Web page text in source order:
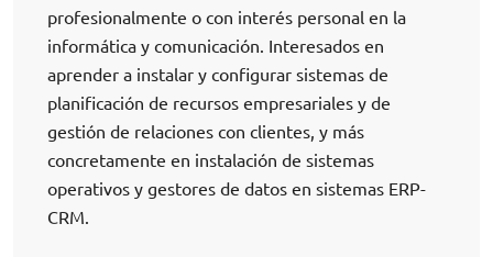
profesionalmente o con interés personal en la
informática y comunicación. Interesados en
aprender a instalar y configurar sistemas de
planificación de recursos empresariales y de
gestión de relaciones con clientes, y más
concretamente en instalación de sistemas
operativos y gestores de datos en sistemas ERP-
CRM.